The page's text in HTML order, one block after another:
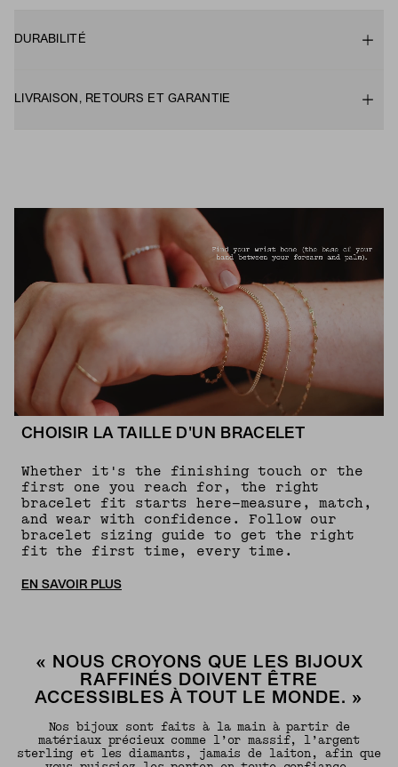
DURABILITÉ
LIVRAISON, RETOURS ET GARANTIE
ACTIVER LE SON
CHOISIR LA TAILLE D'UN BRACELET
Whether it's the finishing touch or the
first one you reach for, the right
bracelet fit starts here—measure, match,
and wear with confidence. Follow our
bracelet sizing guide to get the right
fit the first time, every time.
EN SAVOIR PLUS
« NOUS CROYONS QUE LES BIJOUX
RAFFINÉS DOIVENT ÊTRE
ACCESSIBLES À TOUT LE MONDE. »
Nos bijoux sont faits à la main à partir de
matériaux précieux comme l’or massif, l’argent
sterling et les diamants, jamais de laiton, afin que